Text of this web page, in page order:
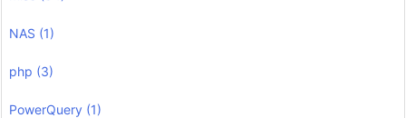
NAS (1)
php (3)
PowerQuery (1)